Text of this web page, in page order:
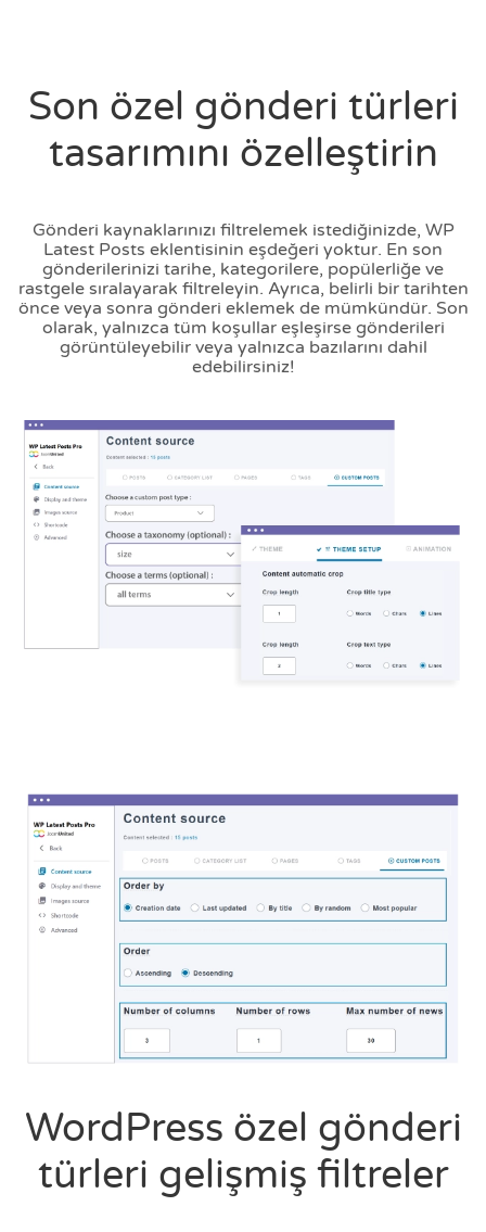
Son özel gönderi türleri
tasarımını özelleştirin
Gönderi kaynaklarınızı filtrelemek istediğinizde, WP
Latest Posts eklentisinin eşdeğeri yoktur. En son
gönderilerinizi tarihe, kategorilere, popülerliğe ve
rastgele sıralayarak filtreleyin. Ayrıca, belirli bir tarihten
önce veya sonra gönderi eklemek de mümkündür. Son
olarak, yalnızca tüm koşullar eşleşirse gönderileri
görüntüleyebilir veya yalnızca bazılarını dahil
edebilirsiniz!
WordPress özel gönderi
türleri gelişmiş filtreler